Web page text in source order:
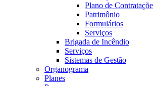
Plano de
Patrimônio
Formulários
Serviços
Brigada de Incêndio
Serviços
Sistemas de Gestão
Organograma
Planes